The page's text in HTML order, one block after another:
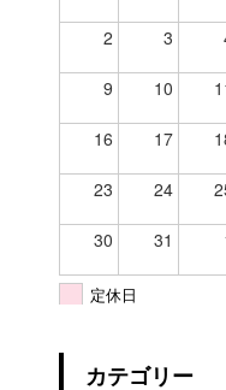
2 3
9 10
16 17
23 24
30 31
定休日
カテゴリー